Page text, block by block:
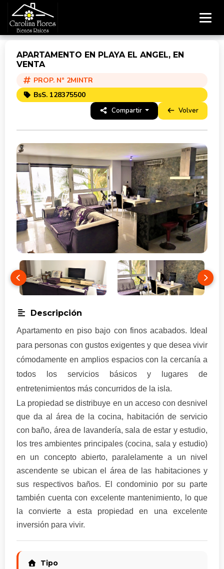
APARTAMENTO EN PLAYA EL ANGEL, EN
VENTA
PROP. N° 2MINTR
BsS. 128375500
Compartir Volver
Descripción
Apartamento en piso bajo con finos acabados. Ideal
para personas con gustos exigentes y que desea vivir
cómodamente en amplios espacios con la cercanía a
todos los servicios básicos y lugares de
entretenimientos más concurridos de la isla.
La propiedad se distribuye en un acceso con desnivel
que da al área de la cocina, habitación de servicio
con baño, área de lavandería, sala de estar y estudio,
los tres ambientes principales (cocina, sala y estudio)
en un concepto abierto, paralelamente a un nivel
ascendente se ubican el área de las habitaciones y
sus respectivos baños. El condominio por su parte
también cuenta con excelente mantenimiento, lo que
la convierte a esta propiedad en una excelente
inversión para vivir.
Tipo